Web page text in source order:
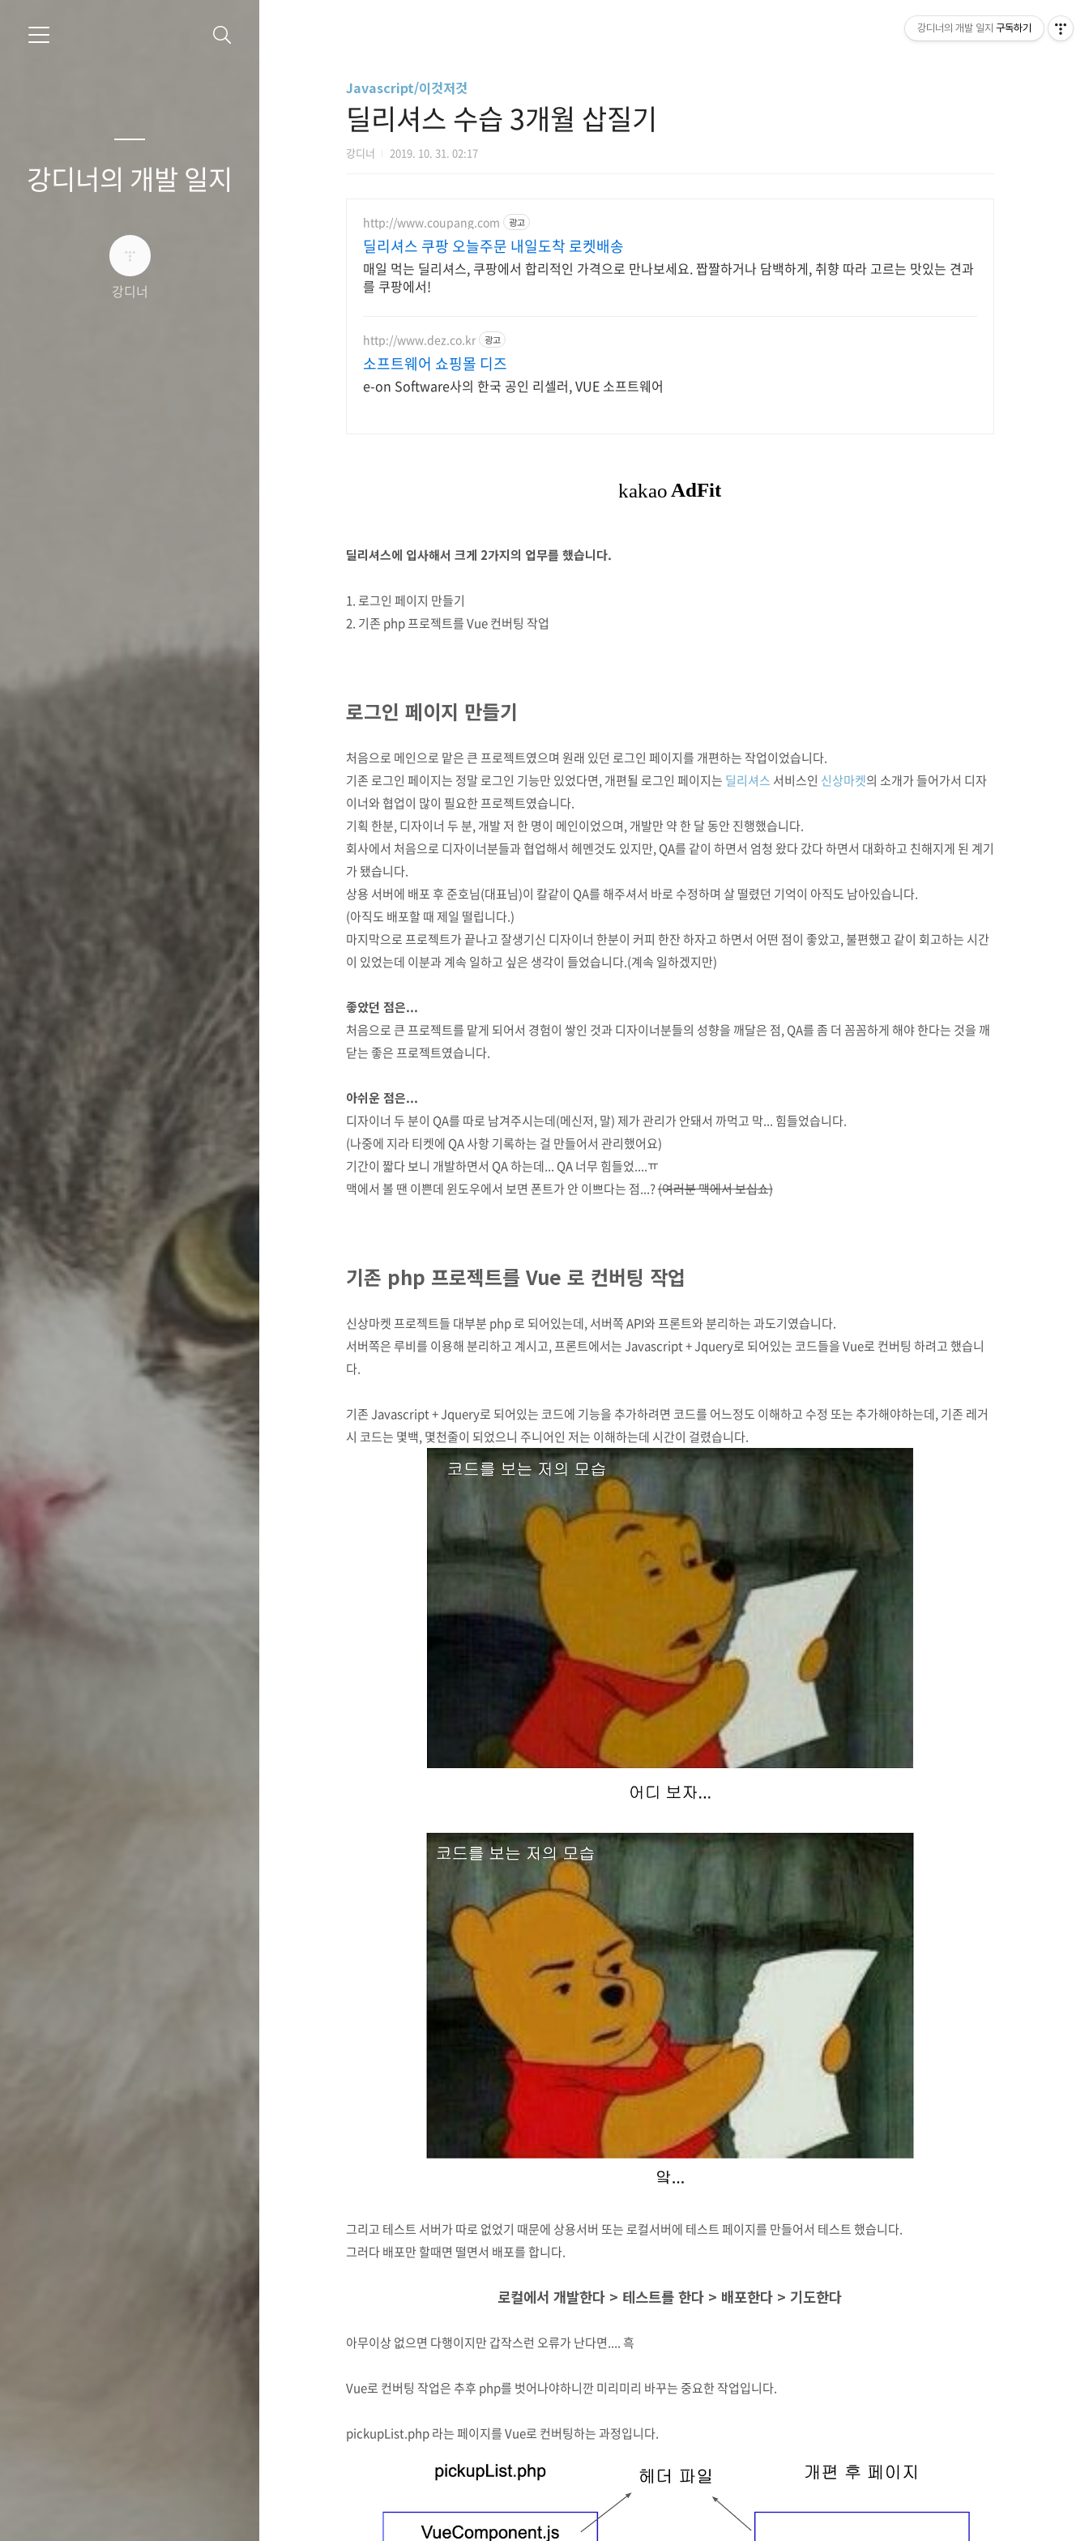
강디너의 개발 일지
강디너
Javascript/이것저것
딜리셔스 수습 3개월 삽질기
강디너 2019. 10. 31. 02:17
http://www.coupang.com 광고
딜리셔스 쿠팡 오늘주문 내일도착 로켓배송
매일 먹는 딜리셔스, 쿠팡에서 합리적인 가격으로 만나보세요. 짭짤하거나 담백하게, 취향 따라 고르는 맛있는 견과
를 쿠팡에서!
http://www.dez.co.kr 광고
소프트웨어 쇼핑몰 디즈
e-on Software사의 한국 공인 리셀러, VUE 소프트웨어
딜리셔스에 입사해서 크게 2가지의 업무를 했습니다.
1. 로그인 페이지 만들기
2. 기존 php 프로젝트를 Vue 컨버팅 작업
로그인 페이지 만들기
처음으로 메인으로 맡은 큰 프로젝트였으며 원래 있던 로그인 페이지를 개편하는 작업이었습니다.
기존 로그인 페이지는 정말 로그인 기능만 있었다면, 개편될 로그인 페이지는 딜리셔스 서비스인 신상마켓의 소개가 들어가서 디자
이너와 협업이 많이 필요한 프로젝트였습니다.
기획 한분, 디자이너 두 분, 개발 저 한 명이 메인이었으며, 개발만 약 한 달 동안 진행했습니다.
회사에서 처음으로 디자이너분들과 협업해서 헤멘것도 있지만, QA를 같이 하면서 엄청 왔다 갔다 하면서 대화하고 친해지게 된 계기
가 됐습니다.
상용 서버에 배포 후 준호님(대표님)이 칼같이 QA를 해주셔서 바로 수정하며 살 떨렸던 기억이 아직도 남아있습니다.
(아직도 배포할 때 제일 떨립니다.)
마지막으로 프로젝트가 끝나고 잘생기신 디자이너 한분이 커피 한잔 하자고 하면서 어떤 점이 좋았고, 불편했고 같이 회고하는 시간
이 있었는데 이분과 계속 일하고 싶은 생각이 들었습니다.(계속 일하겠지만)
좋았던 점은...
처음으로 큰 프로젝트를 맡게 되어서 경험이 쌓인 것과 디자이너분들의 성향을 깨달은 점, QA를 좀 더 꼼꼼하게 해야 한다는 것을 깨
닫는 좋은 프로젝트였습니다.
아쉬운 점은...
디자이너 두 분이 QA를 따로 남겨주시는데(메신저, 말) 제가 관리가 안돼서 까먹고 막... 힘들었습니다.
(나중에 지라 티켓에 QA 사항 기록하는 걸 만들어서 관리했어요)
기간이 짧다 보니 개발하면서 QA 하는데... QA 너무 힘들었....ㅠ
맥에서 볼 땐 이쁜데 윈도우에서 보면 폰트가 안 이쁘다는 점...?(여러분 맥에서 보십쇼)
기존 php 프로젝트를 Vue 로 컨버팅 작업
신상마켓 프로젝트들 대부분 php 로 되어있는데, 서버쪽 API와 프론트와 분리하는 과도기였습니다.
서버쪽은 루비를 이용해 분리하고 계시고, 프론트에서는 Javascript + Jquery로 되어있는 코드들을 Vue로 컨버팅 하려고 했습니
다.
기존 Javascript + Jquery로 되어있는 코드에 기능을 추가하려면 코드를 어느정도 이해하고 수정 또는 추가해야하는데, 기존 레거
시 코드는 몇백, 몇천줄이 되었으니 주니어인 저는 이해하는데 시간이 걸렸습니다.
그리고 테스트 서버가 따로 없었기 때문에 상용서버 또는 로컬서버에 테스트 페이지를 만들어서 테스트 했습니다.
그러다 배포만 할때면 떨면서 배포를 합니다.
로컬에서 개발한다 > 테스트를 한다 > 배포한다 > 기도한다
아무이상 없으면 다행이지만 갑작스런 오류가 난다면.... 흑
Vue로 컨버팅 작업은 추후 php를 벗어나야하니깐 미리미리 바꾸는 중요한 작업입니다.
pickupList.php 라는 페이지를 Vue로 컨버팅하는 과정입니다.
강디너의 개발 일지 구독하기